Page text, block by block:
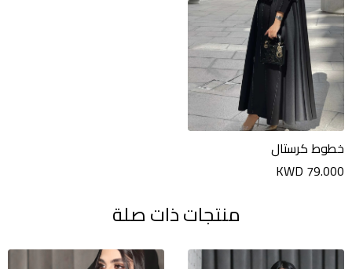
خطوط كرستال
KWD 79.000
منتجات ذات صلة